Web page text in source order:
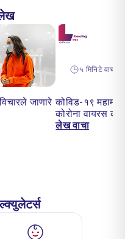
जाणारे
५ मिनिटे वाचन
कोविड-१९
कोरोना वायरस का
लेख वाचा